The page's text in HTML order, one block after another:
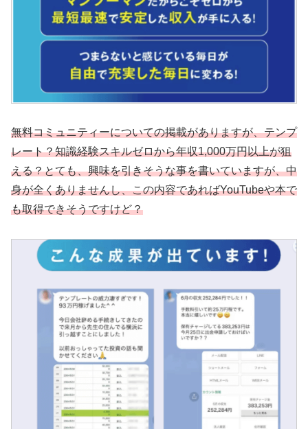
無料コミュニティーについての掲載がありますが、テンプ
レート？知識経験スキルゼロから年収1,000万円以上が狙
える？とても、興味を引きそうな事を書いていますが、中
身が全くありませんし、この内容であればYouTubeや本で
も取得できそうですけど？